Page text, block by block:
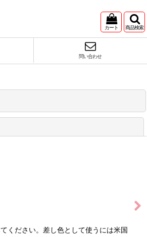
カート 商品検索
問い合わせ
ください。差し色として使うには米国